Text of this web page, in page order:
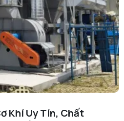
Khí Uy Tín, Chất